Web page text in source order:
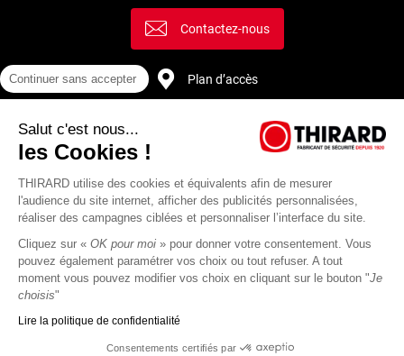
Contactez-nous
Plan d’accès
protection des
Thirard
de
Continuer sans accepter
Salut c'est nous...
les Cookies !
THIRARD utilise des cookies et équivalents afin de mesurer
l'audience du site internet, afficher des publicités personnalisées,
réaliser des campagnes ciblées et personnaliser l’interface du site.
Cliquez sur « OK pour moi » pour donner votre consentement. Vous
pouvez également paramétrer vos choix ou tout refuser. A tout
moment vous pouvez modifier vos choix en cliquant sur le bouton "Je
choisis"
Lire la politique de confidentialité
Consentements certifiés par